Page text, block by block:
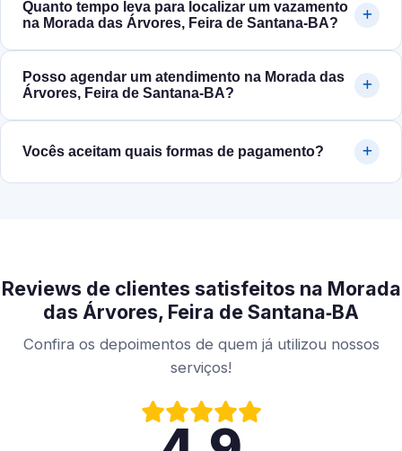
Quanto tempo leva para localizar um vazamento
na Morada das Árvores, Feira de Santana‑BA?
Posso agendar um atendimento na Morada das
Árvores, Feira de Santana‑BA?
Vocês aceitam quais formas de pagamento?
Reviews de clientes satisfeitos na Morada
das Árvores, Feira de Santana‑BA
Confira os depoimentos de quem já utilizou nossos
serviços!